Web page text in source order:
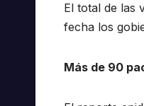
El total de las
fecha los
Más de 90